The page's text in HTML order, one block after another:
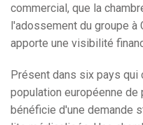
commercial, que la
l'adossement du groupe à
apporte une visibilité
Présent dans six pays qui
population européenne de
bénéficie d'une demande